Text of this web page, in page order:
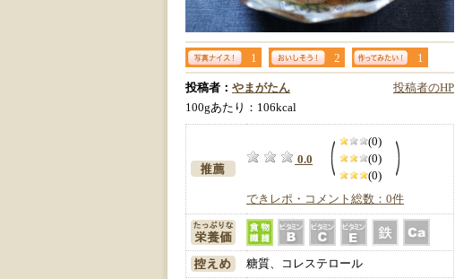
1 2 1
投稿者のHP
投稿者： やまがたん
100gあたり：106kcal
0.0
(0)
(0)
(0)
できレポ・コメント総数：0件
糖質、コレステロール